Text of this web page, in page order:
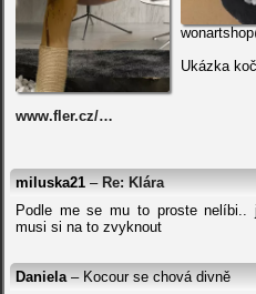
Ukázka
www.fler.cz/…
miluska21– Re: Klára
Podle me se mu to proste nelíbi..
musi si na to zvyknout
Daniela– Kocour se chová divně